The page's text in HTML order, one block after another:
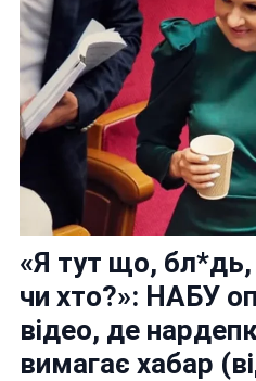
«Я тут що,
чи хто?»: НАБУ
відео, де
вимагає хабар